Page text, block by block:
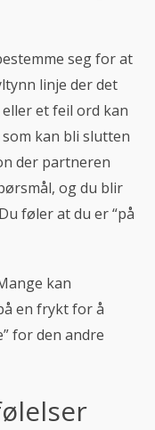
seg for at
linje der det
et feil ord kan
kan bli slutten
der partneren
og du blir
føler at du er “på
kan
en frykt for å
for den andre